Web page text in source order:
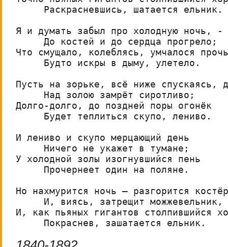
     Раскрасневшись, шатается ельник.
Я и думать забыл про холодную ночь, -
     До костей и до сердца прогрело;
Что смущало, колеблясь, умчалося
     Будто искры в дыму, улетело.
Пусть на зорьке, всё ниже спускаясь,
     Над золою замрёт сиротливо;
Долго-долго, до поздней поры огонёк
     Будет теплиться скупо, лениво.
И лениво и скупо мерцающий день
     Ничего не укажет в тумане;
У холодной золы изогнувшийся пень
     Прочернеет один на поляне.
Но нахмурится ночь – разгорится
     И, виясь, затрещит можжевельник,
И, как пьяных гигантов столпившийся
     Покраснев, зашатается ельник.